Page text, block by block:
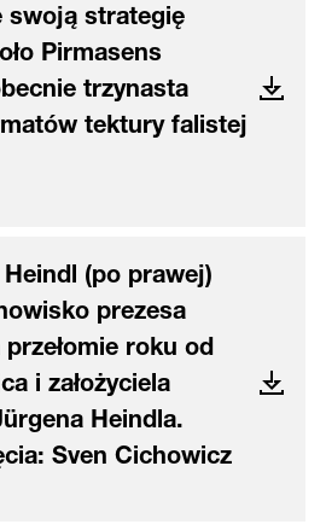
swoją strategię
Pirmasens
trzynasta
tektury falistej
(po prawej)
prezesa
roku od
i założyciela
Heindla.
Sven Cichowicz